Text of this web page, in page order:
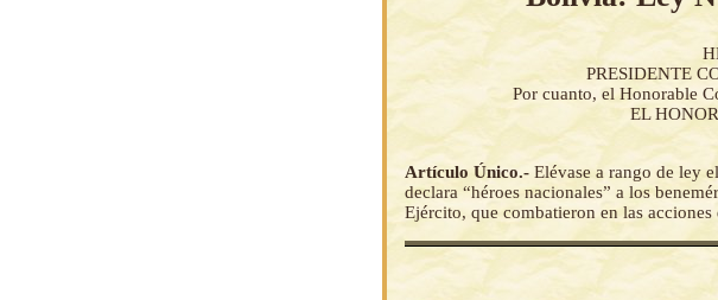
PRESIDENTE
Por cuanto, el Honorable
EL
Artículo Único.- Elévase a rango de ley el
declara “héroes nacionales” a los
Ejército, que combatieron en las